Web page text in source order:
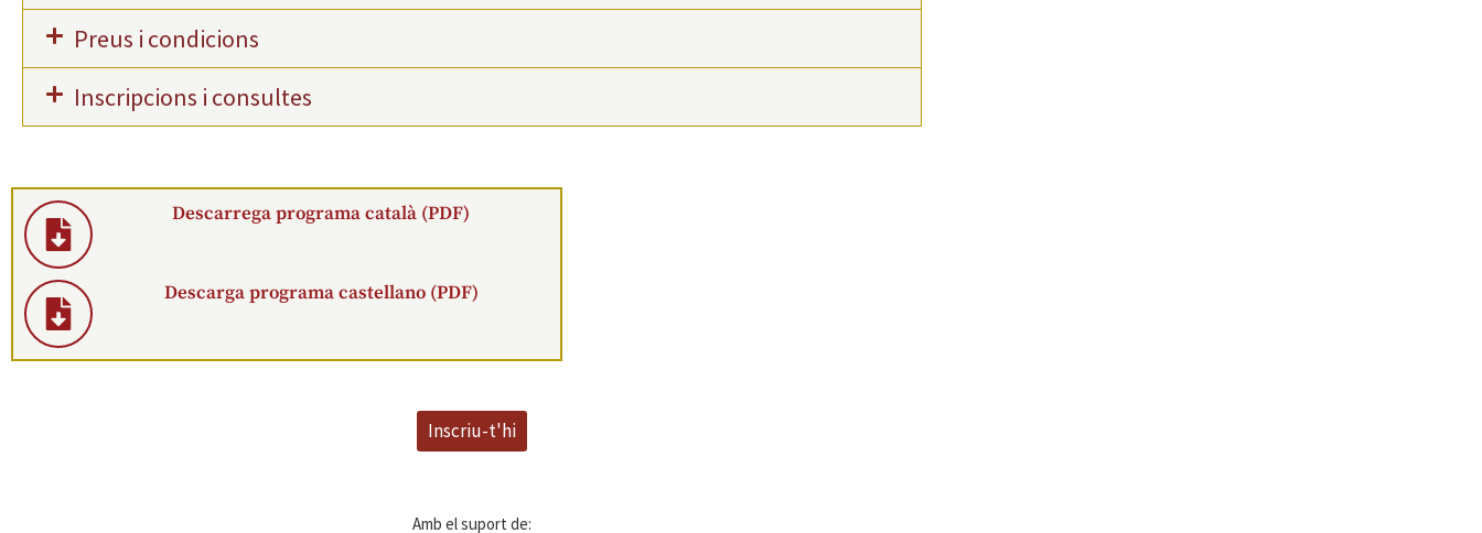
Preus i condicions
Inscripcions i consultes
Descarrega programa català (PDF)
Descarga programa castellano (PDF)
Inscriu-t'hi
Amb el suport de: